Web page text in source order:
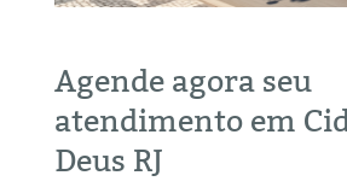
Agende agora seu
atendimento em
Deus RJ